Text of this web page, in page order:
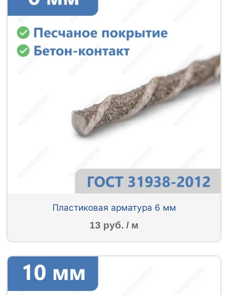
Пластиковая арматура 6 мм
13 руб. / м